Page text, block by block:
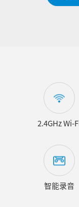
2.4GHz Wi-
智能录音